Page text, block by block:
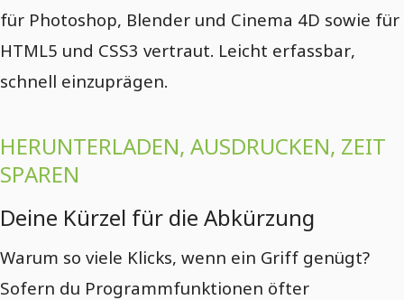
für Photoshop, Blender und Cinema 4D sowie für
HTML5 und CSS3 vertraut. Leicht erfassbar,
schnell einzuprägen.
HERUNTERLADEN, AUSDRUCKEN, ZEIT
SPAREN
Deine Kürzel für die Abkürzung
Warum so viele Klicks, wenn ein Griff genügt?
Sofern du Programmfunktionen öfter